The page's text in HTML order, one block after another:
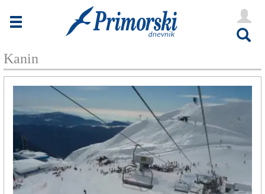
Novice
Goriška
Kultura
Šport
Vreme
V Kioskih
Kanin